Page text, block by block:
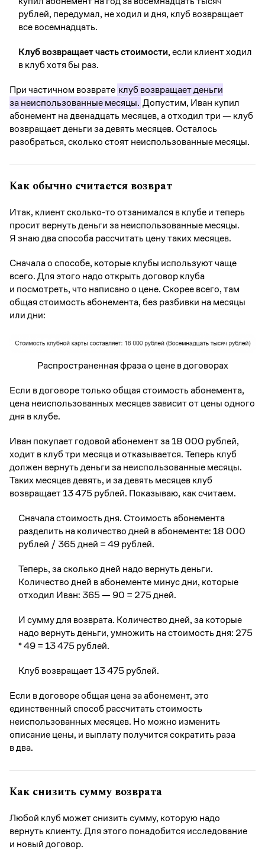
рублей, передумал, не ходил и дня, клуб возвращает
все восемнадцать.
Клуб возвращает часть стоимости,если клиент ходил
в клуб хотя бы раз.
При частичном возврате клуб возвращает деньги
за неиспользованные месяцы. Допустим, Иван купил
абонемент на двенадцать месяцев, а отходил три — клуб
возвращает деньги за девять месяцев. Осталось
разобраться, сколько стоят неиспользованные месяцы.
Как обычно считается возврат
Итак, клиент сколько-то отзанимался в клубе и теперь
просит вернуть деньги за неиспользованные месяцы.
Я знаю два способа рассчитать цену таких месяцев.
Сначала о способе, которые клубы используют чаще
всего. Для этого надо открыть договор клуба
и посмотреть, что написано о цене. Скорее всего, там
общая стоимость абонемента, без разбивки на месяцы
или дни:
Распространенная фраза о цене в договорах
Если в договоре только общая стоимость абонемента,
цена неиспользованных месяцев зависит от цены одного
дня в клубе.
Иван покупает годовой абонемент за 18 000 рублей,
ходит в клуб три месяца и отказывается. Теперь клуб
должен вернуть деньги за неиспользованные месяцы.
Таких месяцев девять, и за девять месяцев клуб
возвращает 13 475 рублей. Показываю, как считаем.
Сначала стоимость дня. Стоимость абонемента
разделить на количество дней в абонементе: 18 000
рублей / 365 дней = 49 рублей.
Теперь, за сколько дней надо вернуть деньги.
Количество дней в абонементе минус дни, которые
отходил Иван: 365 — 90 = 275 дней.
И сумму для возврата. Количество дней, за которые
надо вернуть деньги, умножить на стоимость дня: 275
* 49 = 13 475 рублей.
Клуб возвращает 13 475 рублей.
Если в договоре общая цена за абонемент, это
единственный способ рассчитать стоимость
неиспользованных месяцев. Но можно изменить
описание цены, и выплату получится сократить раза
в два.
Как снизить сумму возврата
Любой клуб может снизить сумму, которую надо
вернуть клиенту. Для этого понадобится исследование
и новый договор.